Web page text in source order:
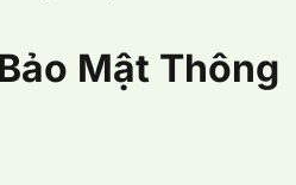
Mật Thông